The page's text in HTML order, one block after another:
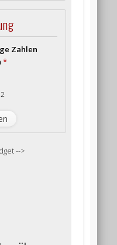
Zahlen
*
-->